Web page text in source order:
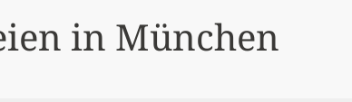
in München